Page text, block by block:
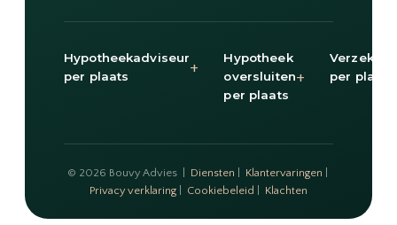
Hypotheekadviseur
per plaats
+
Hypotheek
oversluiten
per plaats
+
per plaats
© 2026 Bouvy Advies | Diensten Klantervaringen
Privacy verklaring
Cookiebeleid Klachten